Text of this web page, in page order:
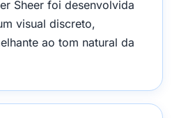
Sheer foi desenvolvida
visual discreto,
ao tom natural da